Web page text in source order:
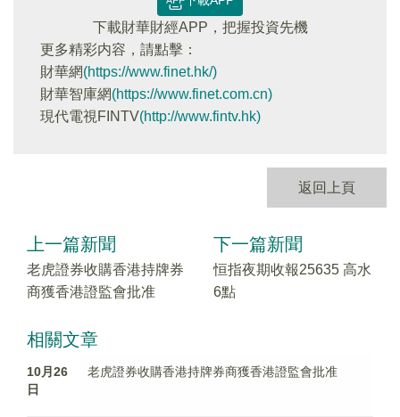
下載財華財經APP，把握投資先機
更多精彩内容，請點擊：
財華網(https://www.finet.hk/)
財華智庫網(https://www.finet.com.cn)
現代電視FINTV(http://www.fintv.hk)
返回上頁
上一篇新聞
老虎證券收購香港持牌券
商獲香港證監會批准
下一篇新聞
恒指夜期收報25635 高水
6點
相關文章
10月26
日
老虎證券收購香港持牌券商獲香港證監會批准